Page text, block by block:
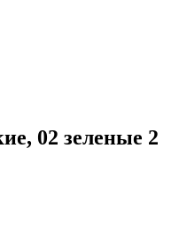
02 зеленые 2